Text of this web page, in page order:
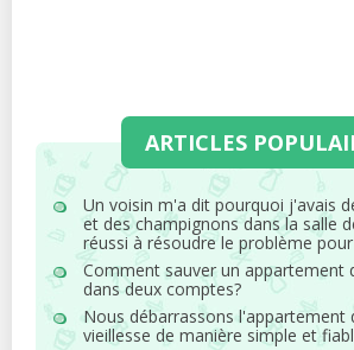
ARTICLES
Un voisin m'a dit pourquoi j'avais
et des champignons dans la salle
réussi à résoudre le problème
Comment sauver un appartement
dans deux comptes?
Nous débarrassons l'appartement
vieillesse de manière simple et